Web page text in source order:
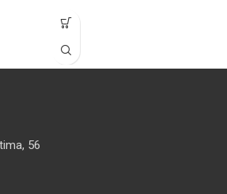
56